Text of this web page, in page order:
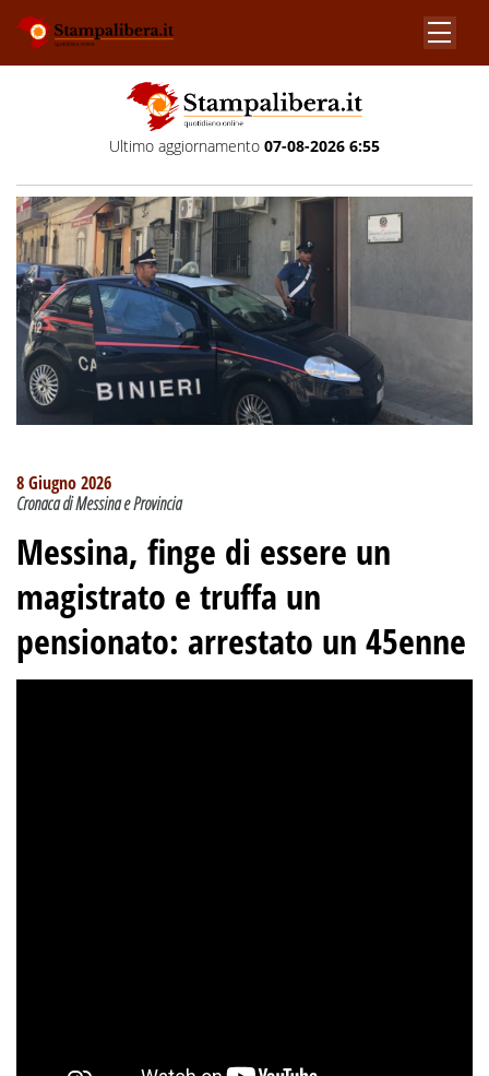
Ultimo aggiornamento 07-08-2026 6:55
8 Giugno 2026
Cronaca di Messina e Provincia
Messina, finge di essere un
magistrato e truffa un
pensionato: arrestato un 45enne